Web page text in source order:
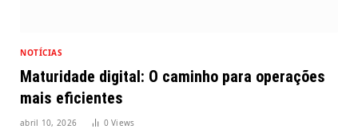
NOTÍCIAS
Maturidade digital: O caminho para operações
mais eficientes
abril 10, 2026 0Views